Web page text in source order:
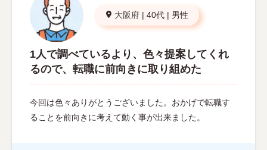
大阪府 | 40代 | 男性
1人で調べているより、色々提案してくれ
るので、転職に前向きに取り組めた
今回は色々ありがとうございました。おかげで転職す
ることを前向きに考えて動く事が出来ました。